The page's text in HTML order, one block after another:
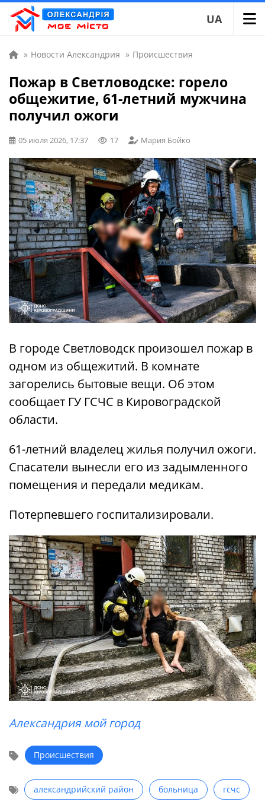
UA
» Новости Александрия » Происшествия
Пожар в Светловодске: горело
общежитие, 61-летний мужчина
получил ожоги
05 июля 2026, 17:37 17 Мария Бойко
В городе Светловодск произошел пожар в
одном из общежитий. В комнате
загорелись бытовые вещи. Об этом
сообщает ГУ ГСЧС в Кировоградской
области.
61-летний владелец жилья получил ожоги.
Спасатели вынесли его из задымленного
помещения и передали медикам.
Потерпевшего госпитализировали.
Александрия мой город
Происшествия
александрийский район больница гсчс